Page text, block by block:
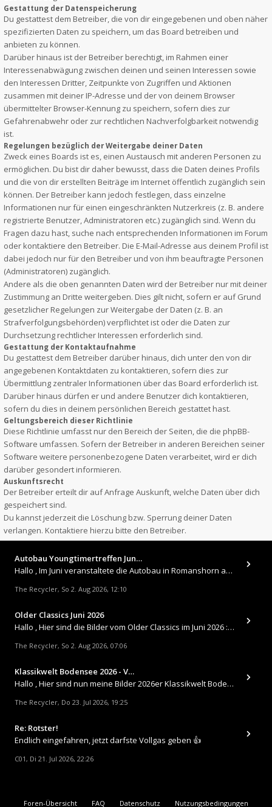
Gestattung der Datenspeicherung
Du gestattest dem Betreiber, die von dir eingegebenen und oben näher
spezifizierten Daten zu speichern, um das Board betreiben und
anbieten zu können.
Darüber hinaus ist der Betreiber berechtigt, im Rahmen einer
Interessenabwägung zwischen deinen und seinen Interessen sowie
den Interessen Dritter, Zeitpunkte von Zugriffen und Aktionen
zusammen mit deiner IP-Adresse und der von deinem Browser
übermittelter Browser-Kennung zu speichern, sofern dies zur
Gefahrenabwehr oder zur rechtlichen Nachverfolgbarkeit notwendig
ist.
Regelungen bezüglich der Weitergabe deiner Daten
Zweck eines Boards ist es, einen Austausch mit anderen Personen zu
ermöglichen. Du bist dir daher bewusst, dass die Daten deines Profils
und die von dir erstellten Beiträge im Internet öffentlich zugänglich sein
können. Der Betreiber kann jedoch festlegen, dass einzelne
Informationen nur für einen eingeschränkten Nutzerkreis (z. B. andere
registrierte Benutzer, Administratoren etc.) zugänglich sind. Wenn du
Fragen dazu hast, suche nach entsprechenden Informationen im Forum
oder kontaktiere den Betreiber. Die E-Mail-Adresse aus deinem Profil ist
dabei jedoch nur für den Betreiber und von ihm beauftragte Personen
(Administratoren) zugänglich.
Andere als die oben genannten Daten wird der Betreiber nur mit deiner
Zustimmung an Dritte weitergeben. Dies gilt nicht, sofern er auf Grund
gesetzlicher Regelungen zur Weitergabe der Daten (z. B. an
Strafverfolgungsbehörden) verpflichtet ist oder die Daten zur
Durchsetzung rechtlicher Interessen erforderlich sind.
Gestattung der Kontaktaufnahme
Du gestattest dem Betreiber darüber hinaus, dich unter den von dir
angegebenen Kontaktdaten zu kontaktieren, sofern dies zur
Übermittlung zentraler Informationen über das Board erforderlich ist.
Darüber hinaus dürfen er und andere Benutzer dich kontaktieren,
sofern du dies in deinem persönlichen Bereich gestattet hast.
Geltungsbereich dieser Richtlinie
Diese Richtlinie umfasst nur den Bereich der Seiten, die die phpBB-
Software umfassen. Sofern der Betreiber in anderen Bereichen seiner
Software weitere personenbezogene Daten verarbeitet, wird er dich
darüber gesondert informieren.
Auskunftsrecht
Der Betreiber erteilt dir auf Anfrage Auskunft, welche Daten über dich
gespeichert sind.
Du kannst jederzeit die Löschung bzw. Sperrung deiner Daten
verlangen. Kontaktiere hierzu bitte den Betreiber.
Autobau Youngtimertreffen Jun…
Hallo , Im Juni veranstaltete die Autobau in Romanshorn auf ihrem Gelände ein kleines Youngtimertreffen : https://up.
The Recycler, So 2. Aug 2026, 12:10
Older Classics Juni 2026
​Hallo , Hier sind die Bilder vom Older Classics im Juni 2026 : https://up.picr.de/51155940wd.jpg https://up.pic
The Recycler, So 2. Aug 2026, 07:06
Klassikwelt Bodensee 2026 - V…
Hallo , Hier sind nun meine Bilder 2026er Klassikwelt Bodensee 😀 https://up.picr.de/51125547rb.jpg https://up.pi
The Recycler, Do 23. Jul 2026, 19:25
Re: Rotster!
Endlich eingefahren, jetzt darfste Vollgas geben 👍
C01, Di 21. Jul 2026, 22:26
Foren-Übersicht FAQ Datenschutz Nutzungsbedingungen